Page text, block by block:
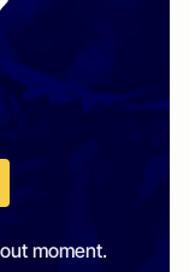
moment.